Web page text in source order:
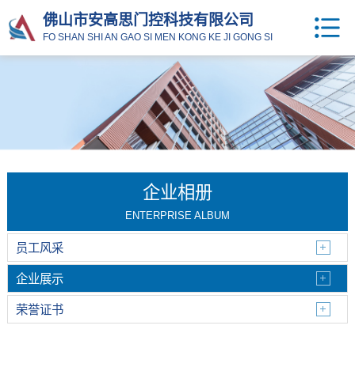
佛山市安高思门控科技有限公司
FO SHAN SHI AN GAO SI MEN KONG KE JI GONG SI
企业相册
ENTERPRISE ALBUM
员工风采
企业展示
荣誉证书